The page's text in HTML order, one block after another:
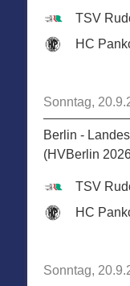
TSV
HC
Sonntag,
Berlin -
(HVBerlin
TSV
HC
Sonntag,